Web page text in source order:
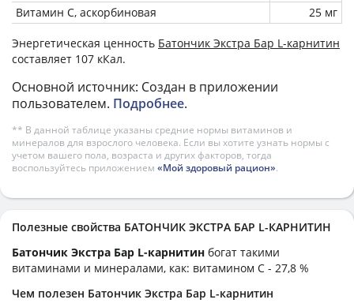
Витамин C, аскорбиновая 25 мг
Энергетическая ценность Батончик Экстра Бар L-карнитин
составляет 107 кКал.
Основной источник: Создан в приложении
пользователем. Подробнее.
** В данной таблице указаны средние нормы витаминов и
минералов для взрослого человека. Если вы хотите узнать нормы с
учетом вашего пола, возраста и других факторов, тогда
воспользуйтесь приложением «Мой здоровый рацион».
Полезные свойства БАТОНЧИК ЭКСТРА БАР L-КАРНИТИН
Батончик Экстра Бар L-карнитин богат такими
витаминами и минералами, как: витамином C - 27,8 %
Чем полезен Батончик Экстра Бар L-карнитин